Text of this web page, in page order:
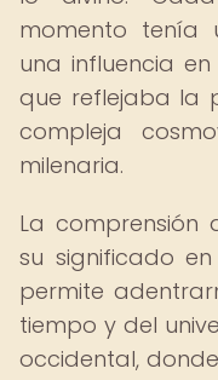
momento tenía
una influencia
que reflejaba la
compleja
milenaria.
La comprensión
su significado
permite
tiempo y del
occidental,